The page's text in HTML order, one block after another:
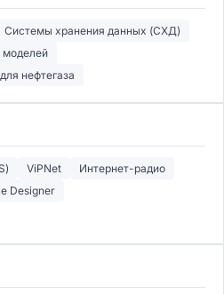
Системы хранения данных (СХД)
моделей
нефтегаза
ViPNet
Интернет-радио
Designer